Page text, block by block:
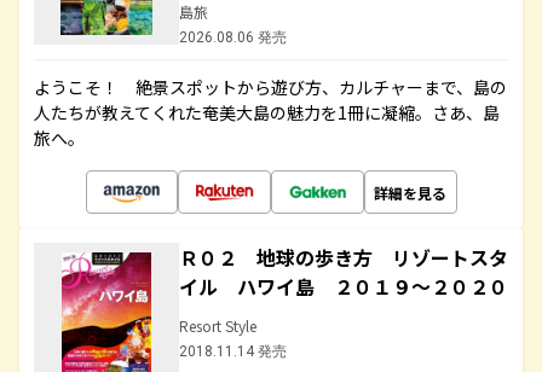
島旅
2026.08.06 発売
ようこそ！ 絶景スポットから遊び方、カルチャーまで、島の
人たちが教えてくれた奄美大島の魅力を1冊に凝縮。さあ、島
旅へ。
詳細を見る
Ｒ０２ 地球の歩き方 リゾートスタ
イル ハワイ島 ２０１９～２０２０
Resort Style
2018.11.14 発売